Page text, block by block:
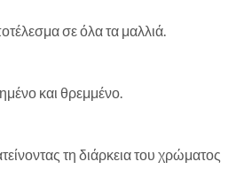
σε όλα τα μαλλιά.
και θρεμμένο.
τη διάρκεια του χρώματος